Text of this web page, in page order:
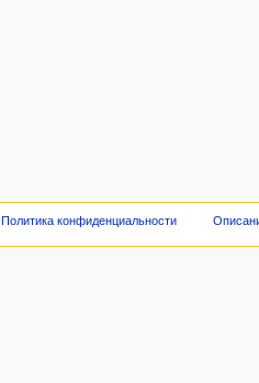
Политика конфиденциальности